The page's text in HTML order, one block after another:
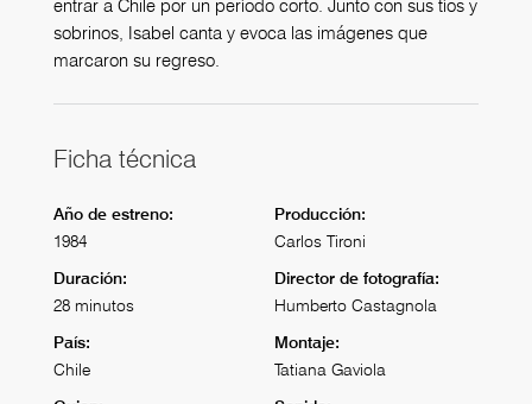
entrar a Chile por un período corto. Junto con sus tíos y
sobrinos, Isabel canta y evoca las imágenes que
marcaron su regreso.
Ficha técnica
Año de estreno:
1984
Duración:
28 minutos
País:
Chile
Producción:
Carlos Tironi
Director de fotografía:
Humberto Castagnola
Montaje:
Tatiana Gaviola